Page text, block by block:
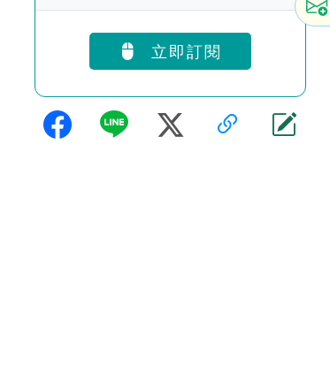
立即訂閱